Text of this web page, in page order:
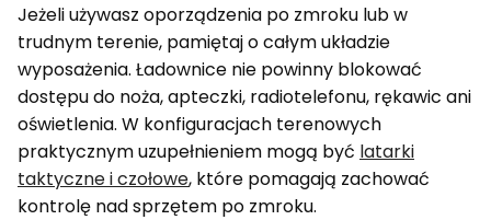
Jeżeli używasz oporządzenia po zmroku lub w
trudnym terenie, pamiętaj o całym układzie
wyposażenia. Ładownice nie powinny blokować
dostępu do noża, apteczki, radiotelefonu, rękawic ani
oświetlenia. W konfiguracjach terenowych
praktycznym uzupełnieniem mogą być latarki
taktyczne i czołowe, które pomagają zachować
kontrolę nad sprzętem po zmroku.